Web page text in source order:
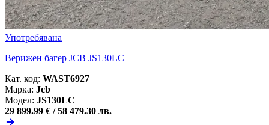
Употребявана
Верижен багер JCB JS130LC
Кат. код: WAST6927
Марка: Jcb
Модел: JS130LC
29 899.99 € / 58 479.30 лв.